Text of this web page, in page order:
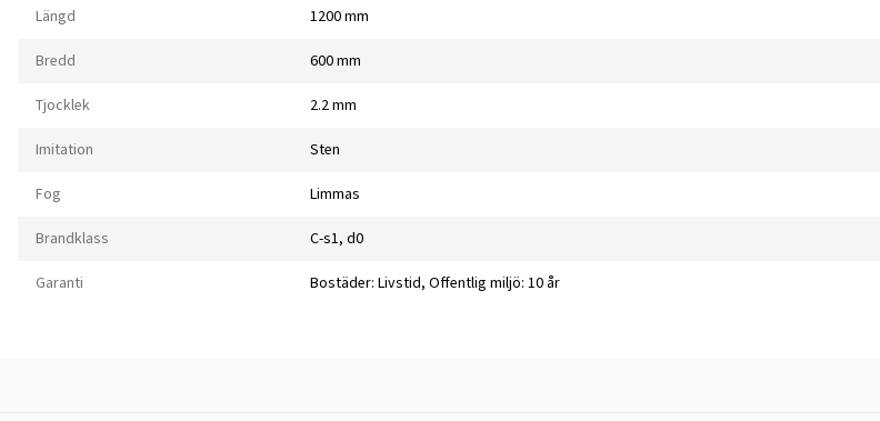
Längd 1200 mm
Bredd 600 mm
Tjocklek 2.2 mm
Imitation Sten
Fog Limmas
Brandklass C-s1, d0
Garanti Bostäder: Livstid, Offentlig miljö: 10 år